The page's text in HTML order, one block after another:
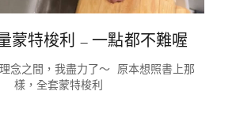
蒙特梭利 – 一點都不難喔
念之間，我盡力了～ 原本想照書上那
樣，全套蒙特梭利